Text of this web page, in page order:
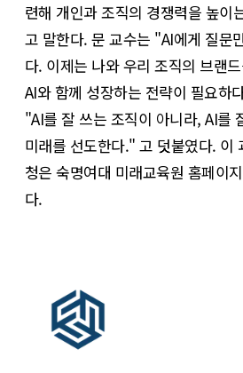
련해 개인과 조직의 경쟁력을 높이
고 말한다. 문 교수는 "AI에게 질문
다. 이제는 나와 우리 조직의 브랜
AI와 함께 성장하는 전략이 필요하
"AI를 잘 쓰는 조직이 아니라, AI를
미래를 선도한다." 고 덧붙였다. 이
청은 숙명여대 미래교육원 홈페이
다.